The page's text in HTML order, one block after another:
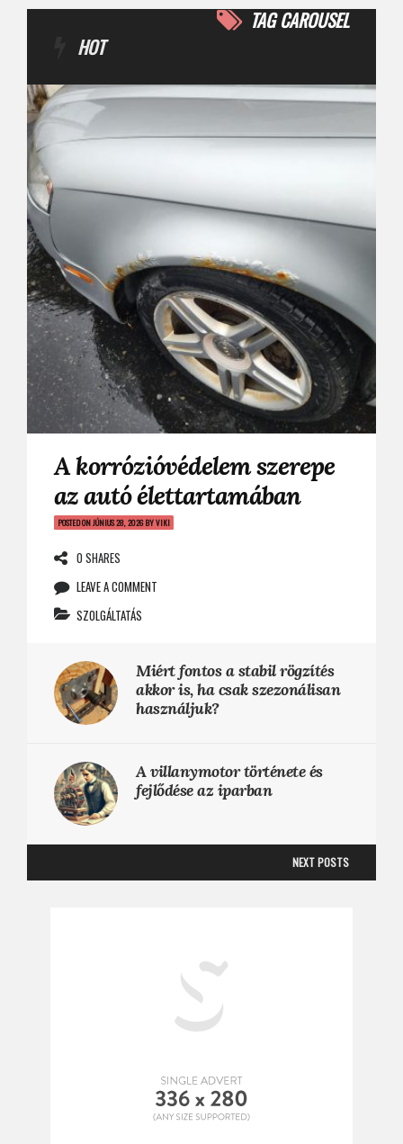
TAG CAROUSEL
HOT
A korrózióvédelem szerepe
az autó élettartamában
POSTED ONJÚNIUS 28, 2026BYVIKI
0 SHARES
LEAVE A COMMENT
SZOLGÁLTATÁS
Miért fontos a stabil rögzítés
akkor is, ha csak szezonálisan
használjuk?
A villanymotor története és
fejlődése az iparban
NEXT POSTS